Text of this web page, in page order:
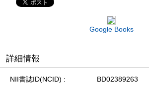
Google Books
詳細情報
NII書誌ID(NCID)
BD02389263